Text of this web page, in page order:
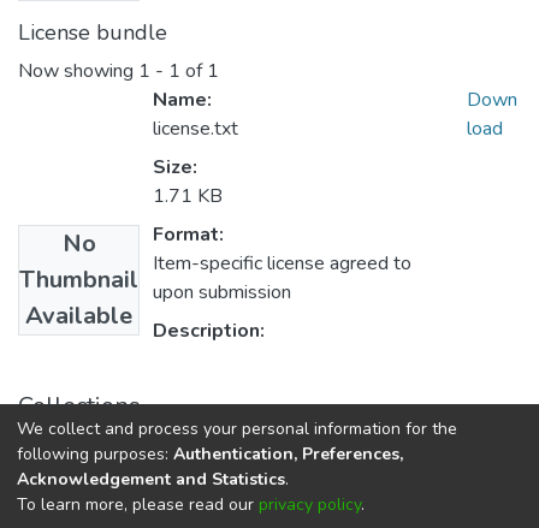
License bundle
Now showing 1 - 1 of 1
No
Thumbnail
Available
Name:
license.txt
Size:
1.71 KB
Format:
Item-specific license agreed to
upon submission
Description:
Down
load
Collections
E.P. de Enfermería
DSpace softwarecopyright © 2002-2026
We collect and process your personal information for the
following purposes: Authentication, Preferences,
Acknowledgement and Statistics.
To learn more, please read our privacy policy.